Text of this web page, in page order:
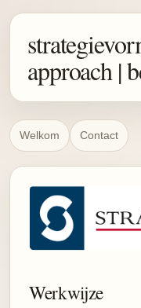
approach |
Welkom Contact
Werkwijze